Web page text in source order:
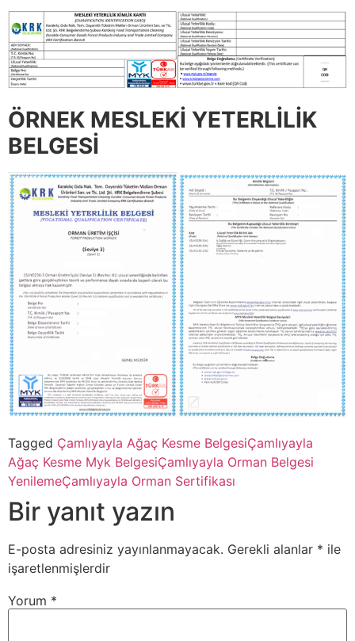
ÖRNEK MESLEKİ YETERLİLİK
BELGESİ
Tagged Çamlıyayla Ağaç Kesme BelgesiÇamlıyayla
Ağaç Kesme Myk BelgesiÇamlıyayla Orman Belgesi
YenilemeÇamlıyayla Orman Sertifikası
Bir yanıt yazın
E-posta adresiniz yayınlanmayacak. Gerekli alanlar * ile
işaretlenmişlerdir
Yorum *